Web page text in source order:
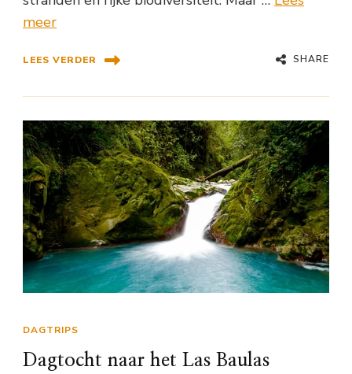
meer
LEES VERDER SHARE
DAGTRIPS
Dagtocht naar het Las Baulas